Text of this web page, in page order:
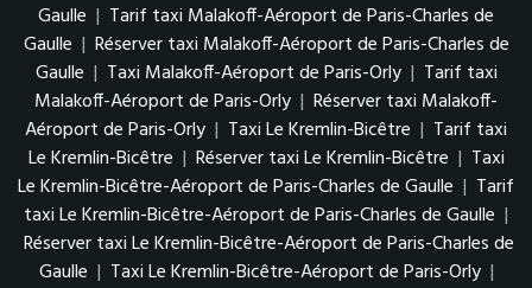
Gaulle | Tarif taxi Malakoff-Aéroport de Paris-Charles de
Gaulle | Réserver taxi Malakoff-Aéroport de Paris-Charles de
Gaulle | Taxi Malakoff-Aéroport de Paris-Orly | Tarif taxi
Malakoff-Aéroport de Paris-Orly | Réserver taxi Malakoff-
Aéroport de Paris-Orly | Taxi Le Kremlin-Bicêtre | Tarif taxi
Le Kremlin-Bicêtre | Réserver taxi Le Kremlin-Bicêtre | Taxi
Le Kremlin-Bicêtre-Aéroport de Paris-Charles de Gaulle | Tarif
taxi Le Kremlin-Bicêtre-Aéroport de Paris-Charles de Gaulle |
Réserver taxi Le Kremlin-Bicêtre-Aéroport de Paris-Charles de
Gaulle | Taxi Le Kremlin-Bicêtre-Aéroport de Paris-Orly |